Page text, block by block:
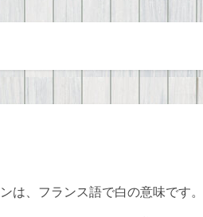
は、フランス語で白の意味です。